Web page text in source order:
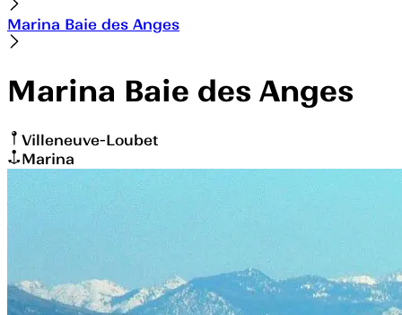
Marina Baie des Anges
Marina Baie des Anges
Villeneuve-Loubet
Marina